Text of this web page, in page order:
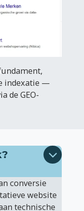
indexatie —
de GEO-
conversie
website
technische